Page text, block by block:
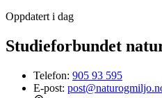
Oppdatert i dag
Studieforbundet
Telefon: 905 93 595
E-post: